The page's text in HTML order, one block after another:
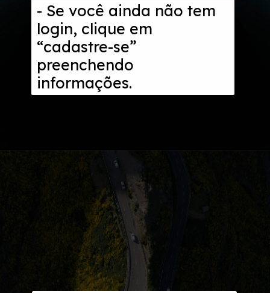
- Se você ainda não tem
login, clique em
“cadastre-se”
preenchendo
informações.